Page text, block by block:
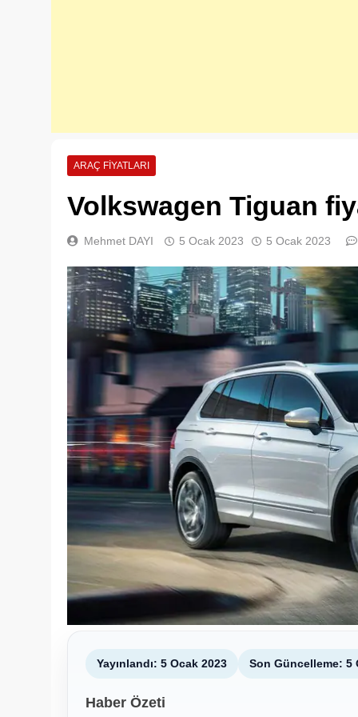
ARAÇ FIYATLARI
Volkswagen Tiguan
Mehmet DAYI 5 Ocak 2023 5 Ocak 2023
Yayınlandı: 5 Ocak 2023 Son Güncelleme: 5
Haber Özeti